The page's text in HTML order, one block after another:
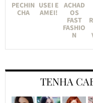
PECHIN
CHA
USEI E
AMEI!
ACHAD
OS
FAST
FASHIO
N
TENHA